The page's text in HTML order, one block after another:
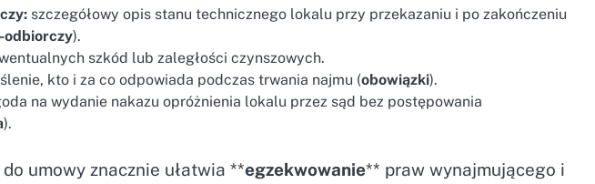
szczegółowy opis stanu technicznego lokalu przy przekazaniu i po zakończeniu
odbiorczy).
szkód lub zaległości czynszowych.
kto i za co odpowiada podczas trwania najmu (obowiązki).
na wydanie nakazu opróżnienia lokalu przez sąd bez postępowania
).
umowy znacznie ułatwia **egzekwowanie** praw wynajmującego i